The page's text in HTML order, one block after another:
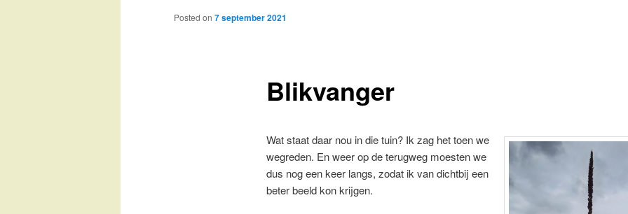
to
Blikvanger
Posted on 7 september 2021
Wat staat daar nou in die tuin? Ik zag het toen we
wegreden. En weer op de terugweg moesten we
dus nog een keer langs, zodat ik van dichtbij een
beter beeld kon krijgen.